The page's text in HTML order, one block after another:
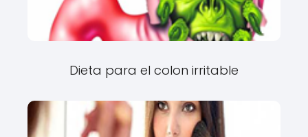
Dieta para el colon irritable